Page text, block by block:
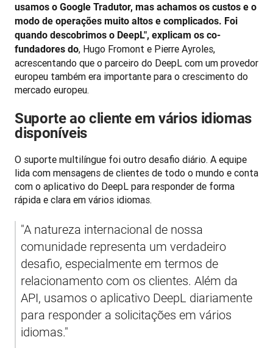
usamos o Google Tradutor, mas achamos os custos e o
modo de operações muito altos e complicados. Foi
quando descobrimos o DeepL", explicam os co-
fundadores do, Hugo Fromont e Pierre Ayroles,
acrescentando que o parceiro do DeepL com um provedor
europeu também era importante para o crescimento do
mercado europeu.
Suporte ao cliente em vários idiomas
disponíveis
O suporte multilíngue foi outro desafio diário. A equipe
lida com mensagens de clientes de todo o mundo e conta
com o aplicativo do DeepL para responder de forma
rápida e clara em vários idiomas.
"A natureza internacional de nossa
comunidade representa um verdadeiro
desafio, especialmente em termos de
relacionamento com os clientes. Além da
API, usamos o aplicativo DeepL diariamente
para responder a solicitações em vários
idiomas."